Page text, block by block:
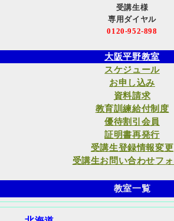
受講生様
専用ダイヤル
0120-952-898
大阪平野教室
スケジュール
お申し込み
資料請求
教育訓練給付制度
優待割引会員
証明書再発行
受講生登録情報変更
受講生お問い合わせフ
教室一覧